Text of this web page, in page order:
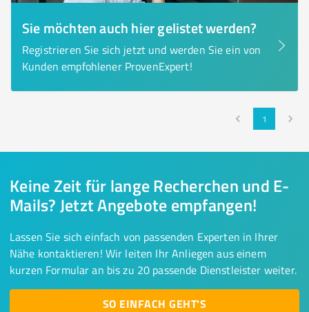
Sie möchten auch hier gelistet werden?
Registrieren Sie sich jetzt und werden Sie ein von
Kunden empfohlener ProvenExpert!
1
Keine Zeit für lange Recherchen und E-
Mails? Jetzt Angebote empfangen!
Lassen Sie sich einfach von passenden Experten in Ihrer
Nähe kontaktieren! Wir leiten Ihr Anliegen aus einem
kurzen Formular an bis zu 20 passende Dienstleister weiter.
SO EINFACH GEHT'S